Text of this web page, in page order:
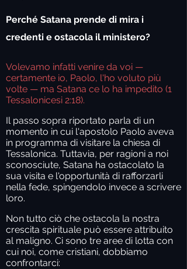
Perché Satana prende di mira i
credenti e ostacola il ministero?
Volevamo infatti venire da voi —
certamente io, Paolo, l'ho voluto più
volte — ma Satana ce lo ha impedito (1
Tessalonicesi 2:18).
Il passo sopra riportato parla di un
momento in cui l'apostolo Paolo aveva
in programma di visitare la chiesa di
Tessalonica. Tuttavia, per ragioni a noi
sconosciute, Satana ha ostacolato la
sua visita e l'opportunità di rafforzarli
nella fede, spingendolo invece a scrivere
loro.
Non tutto ciò che ostacola la nostra
crescita spirituale può essere attribuito
al maligno. Ci sono tre aree di lotta con
cui noi, come cristiani, dobbiamo
confrontarci: